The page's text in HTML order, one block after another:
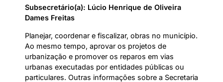
Subsecretário(a): Lúcio Henrique de Oliveira
Dames Freitas
Planejar, coordenar e fiscalizar, obras no município.
Ao mesmo tempo, aprovar os projetos de
urbanização e promover os reparos em vias
urbanas executadas por entidades públicas ou
particulares. Outras informações sobre a Secretaria